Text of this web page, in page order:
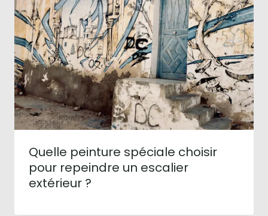
Quelle peinture spéciale choisir
pour repeindre un escalier
extérieur ?